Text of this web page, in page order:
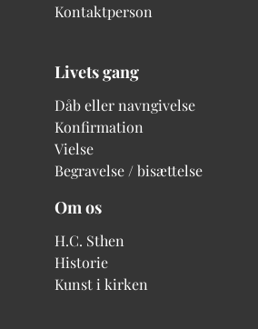
Kontaktperson
Livets gang
Dåb eller navngivelse
Konfirmation
Vielse
Begravelse / bisættelse
Om os
H.C. Sthen
Historie
Kunst i kirken